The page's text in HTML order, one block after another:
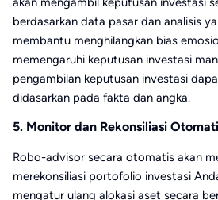
berdasarkan data pasar dan analisis
membantu menghilangkan bias
memengaruhi keputusan investasi
pengambilan keputusan investasi
didasarkan pada fakta dan angka.
5. Monitor dan Rekonsiliasi
Robo-advisor secara otomatis akan
merekonsiliasi portofolio investasi
mengatur ulang alokasi aset secara